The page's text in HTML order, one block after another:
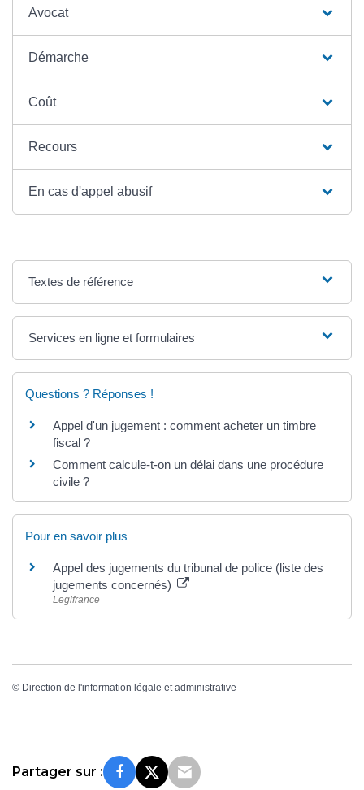
Avocat
Démarche
Coût
Recours
En cas d'appel abusif
Textes de référence
Services en ligne et formulaires
Questions ? Réponses !
Appel d'un jugement : comment acheter un timbre
fiscal ?
Comment calcule-t-on un délai dans une procédure
civile ?
Pour en savoir plus
Appel des jugements du tribunal de police (liste des
jugements concernés)
Legifrance
© Direction de l'information légale et administrative
Partager sur :